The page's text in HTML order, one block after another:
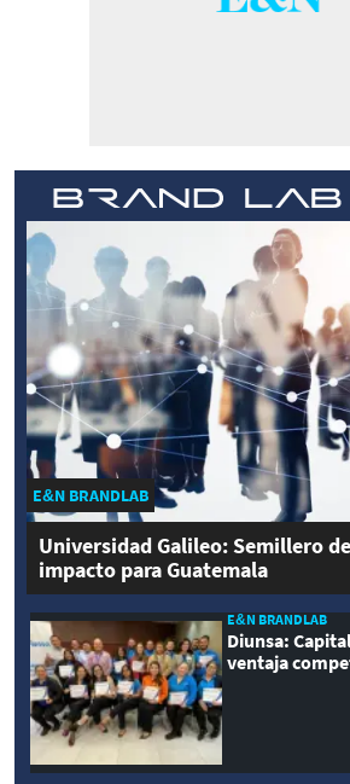
E&N BRANDLAB
Universidad Galileo: Semillero
impacto para Guatemala
E&N BRANDLAB
Diunsa:
ventaja